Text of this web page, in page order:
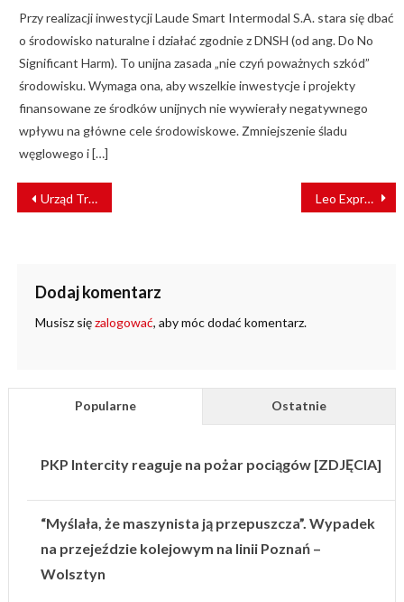
Przy realizacji inwestycji Laude Smart Intermodal S.A. stara się dbać
o środowisko naturalne i działać zgodnie z DNSH (od ang. Do No
Significant Harm). To unijna zasada „nie czyń poważnych szkód”
środowisku. Wymaga ona, aby wszelkie inwestycje i projekty
finansowane ze środków unijnych nie wywierały negatywnego
wpływu na główne cele środowiskowe. Zmniejszenie śladu
węglowego i […]
NAWIGACJA
WPISU
Urząd Transportu Kolejowego: rekordowy rok kolei w Polsce Leo Express zwiększa ofertę w Polsce i szykuje połączenie z Niemcami
Dodaj komentarz
Musisz sięzalogować, aby móc dodać komentarz.
Popularne Ostatnie
PKP Intercity reaguje na pożar pociągów [ZDJĘCIA]
“Myślała, że maszynista ją przepuszcza”. Wypadek
na przejeździe kolejowym na linii Poznań –
Wolsztyn